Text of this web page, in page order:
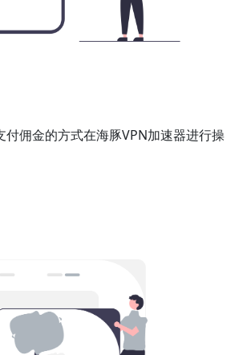
付佣金的方式在海豚VPN加速器进行操